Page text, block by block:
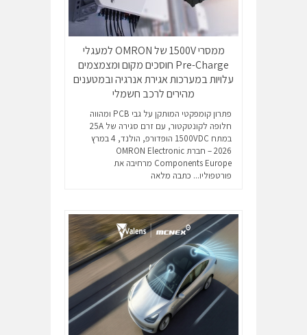
ממסרי ‎1500V‎ של OMRON למעגלי
Pre-Charge חוסכים מקום ומצמצמים
עלויות במערכות אגירת אנרגיה ובמטענים
מהירים לרכב חשמלי
פתרון קומפקטי המותקן על גבי PCB ומהווה
חלופה לקונטקטור, עם זרם סגירה של ‎25A‎
במתח ‎1500VDC‎ הופדורפ, הולנד, ‎4 במרץ
2026‎ – חברת OMRON Electronic
Components Europe מרחיבה את
פורטפוליו... כתבה מלאה